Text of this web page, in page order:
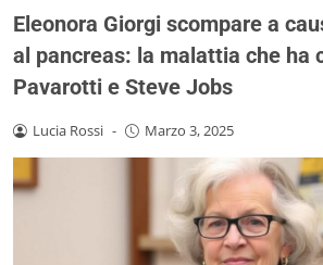
Eleonora Giorgi scompare a
al pancreas: la malattia che ha
Pavarotti e Steve Jobs
Lucia Rossi - Marzo 3, 2025